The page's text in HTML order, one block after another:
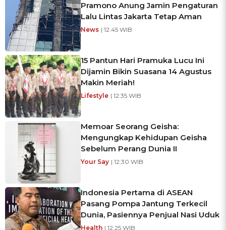
Pramono Anung Jamin Pengaturan
Lalu Lintas Jakarta Tetap Aman
News | 12:45 WIB
15 Pantun Hari Pramuka Lucu Ini
Dijamin Bikin Suasana 14 Agustus
Makin Meriah!
Lifestyle | 12:35 WIB
Memoar Seorang Geisha:
Mengungkap Kehidupan Geisha
Sebelum Perang Dunia II
Your Say | 12:30 WIB
Indonesia Pertama di ASEAN
Pasang Pompa Jantung Terkecil
Dunia, Pasiennya Penjual Nasi Uduk
Health | 12:25 WIB